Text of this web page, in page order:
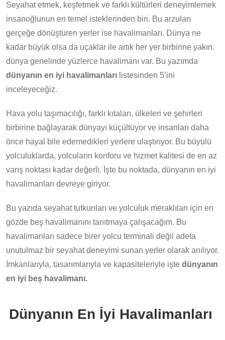
Seyahat etmek, keşfetmek ve farklı kültürleri deneyimlemek
insanoğlunun en temel isteklerinden biri. Bu arzuları
gerçeğe dönüştüren yerler ise havalimanları. Dünya ne
kadar büyük olsa da uçaklar ile artık her yer birbirine yakın.
dünya genelinde yüzlerce havalimanı var. Bu yazımda
dünyanın en iyi havalimanları listesinden 5’ini
inceleyeceğiz.
Hava yolu taşımacılığı, farklı kıtaları, ülkeleri ve şehirleri
birbirine bağlayarak dünyayı küçültüyor ve insanları daha
önce hayal bile edemedikleri yerlere ulaştırıyor. Bu büyülü
yolculuklarda, yolcuların konforu ve hizmet kalitesi de en az
varış noktası kadar değerli. İşte bu noktada, dünyanın en iyi
havalimanları devreye giriyor.
Bu yazıda seyahat tutkunları ve yolculuk meraklıları için en
gözde beş havalimanını tanıtmaya çalışacağım. Bu
havalimanları sadece birer yolcu terminali değil adeta
unutulmaz bir seyahat deneyimi sunan yerler olarak anılıyor.
İmkanlarıyla, tasarımlarıyla ve kapasiteleriyle işte dünyanın
en iyi beş havalimanı.
Dünyanın En İyi Havalimanları